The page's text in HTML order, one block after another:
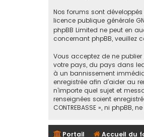
Nos forums sont
licence publique générale
phpBB Limited ne peut en
concernant phpBB, veuillez
Vous acceptez de ne
votre pays, du pays dans
à un bannissement
enregistrée afin d’aider au
n’importe quel sujet et
renseignées soient
CONTREBASSE », ni
Portail Accueil du